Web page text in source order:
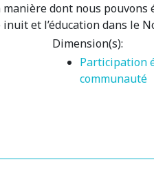
manière dont nous
et l’éducation dans le
Dimension(s):
Participation
communauté